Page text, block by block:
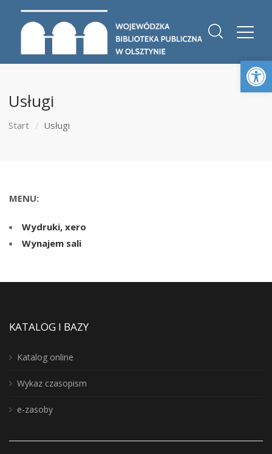
Usługi
Start Usługi
MENU:
Wydruki, xero
Wynajem sali
KATALOG I BAZY
Katalog online
Wykaz czasopism
e-zasoby